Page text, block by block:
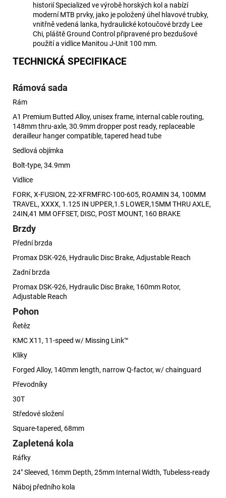
historií Specialized ve výrobě horských kol a nabízí
moderní MTB prvky, jako je položený úhel hlavové trubky,
vnitřně vedená lanka, hydraulické kotoučové brzdy Lee
Chi, pláště Ground Control připravené pro bezdušové
použití a vidlice Manitou J-Unit 100 mm.
TECHNICKÁ SPECIFIKACE
Rámová sada
Rám
A1 Premium Butted Alloy, unisex frame, internal cable routing,
148mm thru-axle, 30.9mm dropper post ready, replaceable
derailleur hanger compatible, tapered head tube
Sedlová objímka
Bolt-type, 34.9mm
Vidlice
FORK, X-FUSION, 22-XFRMFRC-100-605, ROAMIN 34, 100MM
TRAVEL, XXXX, 1.125 IN UPPER,1.5 LOWER,15MM THRU AXLE,
24IN,41 MM OFFSET, DISC, POST MOUNT, 160 BRAKE
Brzdy
Přední brzda
Promax DSK-926, Hydraulic Disc Brake, Adjustable Reach
Zadní brzda
Promax DSK-926, Hydraulic Disc Brake, 160mm Rotor,
Adjustable Reach
Pohon
Řetěz
KMC X11, 11-speed w/ Missing Link™
Kliky
Forged Alloy, 140mm length, narrow Q-factor, w/ chainguard
Převodníky
30T
Středové složení
Square-tapered, 68mm
Zapletená kola
Ráfky
24" Sleeved, 16mm Depth, 25mm Internal Width, Tubeless-ready
Náboj předního kola